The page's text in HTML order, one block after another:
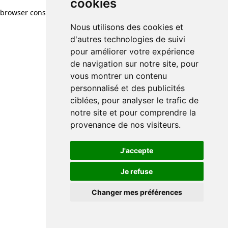
cookies
Nous utilisons des cookies et
d'autres technologies de suivi
pour améliorer votre expérience
de navigation sur notre site, pour
vous montrer un contenu
personnalisé et des publicités
ciblées, pour analyser le trafic de
notre site et pour comprendre la
provenance de nos visiteurs.
J'accepte
Je refuse
Changer mes préférences
browser console for more information)